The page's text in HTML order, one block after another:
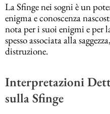
La Sfinge nei sogni è un
enigma e conoscenza
nota per i suoi enigmi e per
spesso associata alla
distruzione.
Interpretazioni
sulla Sfinge